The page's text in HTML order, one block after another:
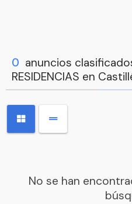
0 anuncios
RESIDENCIAS en
No se han